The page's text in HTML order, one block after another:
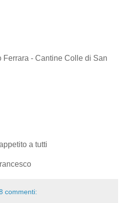
- Cantine Colle di San
a tutti
commenti: